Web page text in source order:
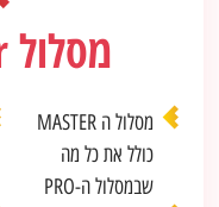
מסלול Master
מסלול ה MASTER
כולל את כל מה
שבמסלול ה-PRO